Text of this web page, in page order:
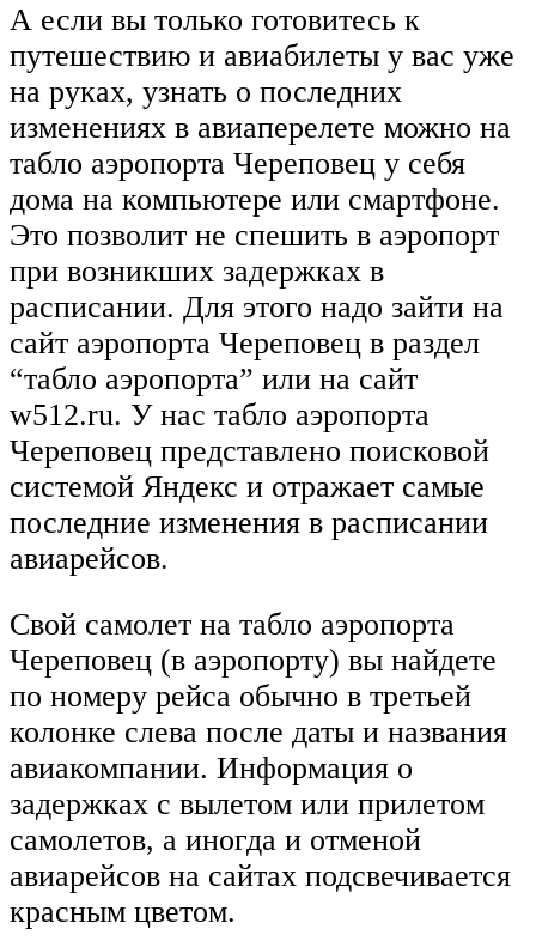
А если вы только готовитесь к
путешествию и авиабилеты у вас уже
на руках, узнать о последних
изменениях в авиаперелете можно на
табло аэропорта Череповец у себя
дома на компьютере или смартфоне.
Это позволит не спешить в аэропорт
при возникших задержках в
расписании. Для этого надо зайти на
сайт аэропорта Череповец в раздел
“табло аэропорта” или на сайт
w512.ru. У нас табло аэропорта
Череповец представлено поисковой
системой Яндекс и отражает самые
последние изменения в расписании
авиарейсов.
Свой самолет на табло аэропорта
Череповец (в аэропорту) вы найдете
по номеру рейса обычно в третьей
колонке слева после даты и названия
авиакомпании. Информация о
задержках с вылетом или прилетом
самолетов, а иногда и отменой
авиарейсов на сайтах подсвечивается
красным цветом.